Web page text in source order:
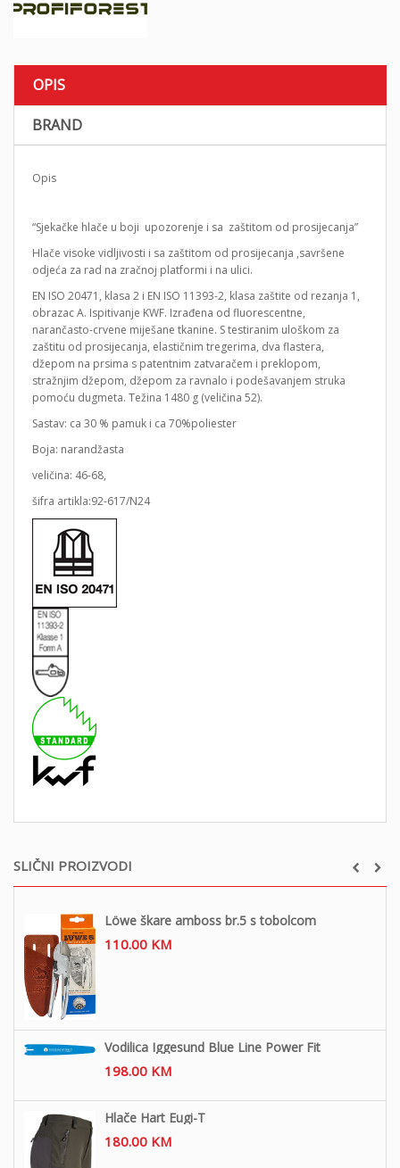
SLIČNI PROIZVODI
Löwe škare amboss br.5 s tobolcom
110.00 KM
Vodilica Iggesund Blue Line Power Fit
198.00 KM
Hlače Hart Eugi-T
180.00 KM
OPIS
BRAND
Opis
“Sjekačke hlače u boji upozorenje i sa zaštitom od prosijecanja”
Hlače visoke vidljivosti i sa zaštitom od prosijecanja ,savršene
odjeća za rad na zračnoj platformi i na ulici.
EN ISO 20471, klasa 2 i EN ISO 11393-2, klasa zaštite od rezanja 1,
obrazac A. Ispitivanje KWF. Izrađena od fluorescentne,
narančasto-crvene miješane tkanine. S testiranim uloškom za
zaštitu od prosijecanja, elastičnim tregerima, dva flastera,
džepom na prsima s patentnim zatvaračem i preklopom,
stražnjim džepom, džepom za ravnalo i podešavanjem struka
pomoću dugmeta. Težina 1480 g (veličina 52).
Sastav: ca 30 % pamuk i ca 70%poliester
Boja: narandžasta
veličina: 46-68,
šifra artikla:92-617/N24